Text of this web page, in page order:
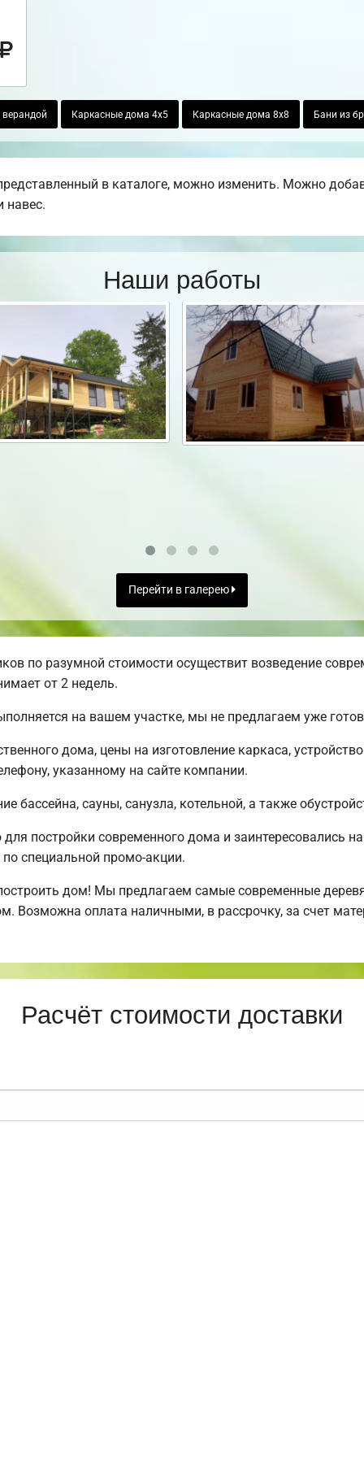
Каркасные дома 4х5 Каркасные дома 8х8 Бани из
в каталоге, можно изменить. Можно
навес.
Наши работы
Перейти в галерею
по разумной стоимости осуществит возведение
от 2 недель.
на вашем участке, мы не предлагаем уже
дома, цены на изготовление каркаса,
указанному на сайте компании.
бассейна, сауны, санузла, котельной, а также
постройки современного дома и заинтересовались
специальной промо-акции.
дом! Мы предлагаем самые современные
Возможна оплата наличными, в рассрочку, за счет
Расчёт стоимости доставки